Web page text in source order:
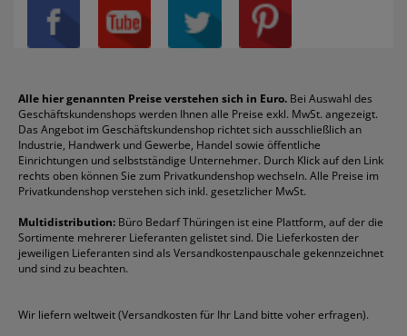
Privatsphäre-Einstellungen
Über uns
Reklamation / Retouren
Vertrag widerrufen (Privatkunden)
Rabatte & Aktionen
Blöcke
Boardmarker
Briefumschläge
Druckerpatronen
Etiketten
Fineliner
Folienschreiber
Formulare
Gelschreiber
Geschäftsbücher
Kaffee
Klebeband
Klemmmappen
Kopierpapier
Korrekturmittel
Kugelschreiber
Mappen
Ordner
Packband
Permanentmarker
Schnellhefter
Sichthüllen
Taschenrechner
Textmarker
Tintenroller
Tintenpatronen
Toilettenpapier
Toner
Versandmaterial
Versandtaschen
Canon
Durable
DYMO
Edding
Esselte
Faber-Castell
Fellowes
Franken
Fripa
HP
Läufer
Melitta
Pentel
Pelikan
Pilot
Pritt
Schneider
Stabilo
Staedtler
alle Marken anzeigen
Alle hier genannten Preise verstehen sich in Euro. Bei Auswahl des
Geschäftskundenshops werden Ihnen alle Preise exkl. MwSt. angezeigt.
Das Angebot im Geschäftskundenshop richtet sich ausschließlich an
Industrie, Handwerk und Gewerbe, Handel sowie öffentliche
Einrichtungen und selbstständige Unternehmer. Durch Klick auf den Link
rechts oben können Sie zum Privatkundenshop wechseln. Alle Preise im
Privatkundenshop verstehen sich inkl. gesetzlicher MwSt.
Multidistribution: Büro Bedarf Thüringen ist eine Plattform, auf der die
Sortimente mehrerer Lieferanten gelistet sind. Die Lieferkosten der
jeweiligen Lieferanten sind als Versandkostenpauschale gekennzeichnet
und sind zu beachten.
Wir liefern weltweit (Versandkosten für Ihr Land bitte voher erfragen).